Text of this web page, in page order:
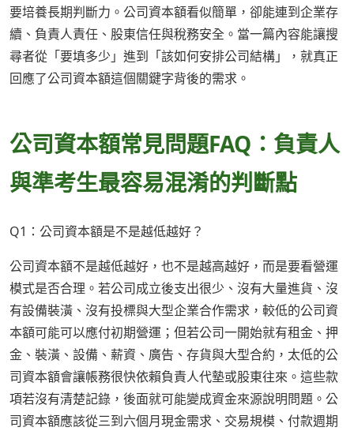
要培養長期判斷力。公司資本額看似簡單，卻能連到企業存
續、負責人責任、股東信任與稅務安全。當一篇內容能讓搜
尋者從「要填多少」進到「該如何安排公司結構」，就真正
回應了公司資本額這個關鍵字背後的需求。
公司資本額常見問題FAQ：負責人
與準考生最容易混淆的判斷點
Q1：公司資本額是不是越低越好？
公司資本額不是越低越好，也不是越高越好，而是要看營運
模式是否合理。若公司成立後支出很少、沒有大量進貨、沒
有設備裝潢、沒有投標與大型企業合作需求，較低的公司資
本額可能可以應付初期營運；但若公司一開始就有租金、押
金、裝潢、設備、薪資、廣告、存貨與大型合約，太低的公
司資本額會讓帳務很快依賴負責人代墊或股東往來。這些款
項若沒有清楚記錄，後面就可能變成資金來源說明問題。公
司資本額應該從三到六個月現金需求、交易規模、付款週期